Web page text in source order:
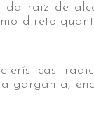
da raiz de
direto
garganta,